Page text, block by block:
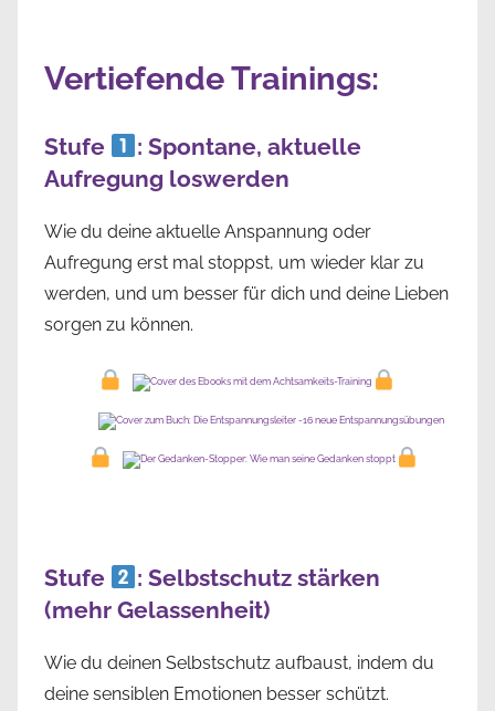
Vertiefende Trainings:
Stufe
: Spontane, aktuelle
Aufregung loswerden
Wie du deine aktuelle Anspannung oder
Aufregung erst mal stoppst, um wieder klar zu
werden, und um besser für dich und deine Lieben
sorgen zu können.
Stufe
: Selbstschutz stärken
(mehr Gelassenheit)
Wie du deinen Selbstschutz aufbaust, indem du
deine sensiblen Emotionen besser schützt.